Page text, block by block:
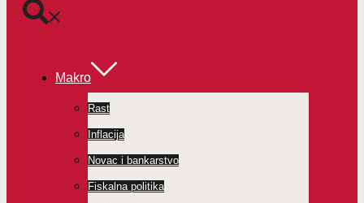
Makro
Rast
Inflacija
Novac i bankarstvo
Fiskalna politika